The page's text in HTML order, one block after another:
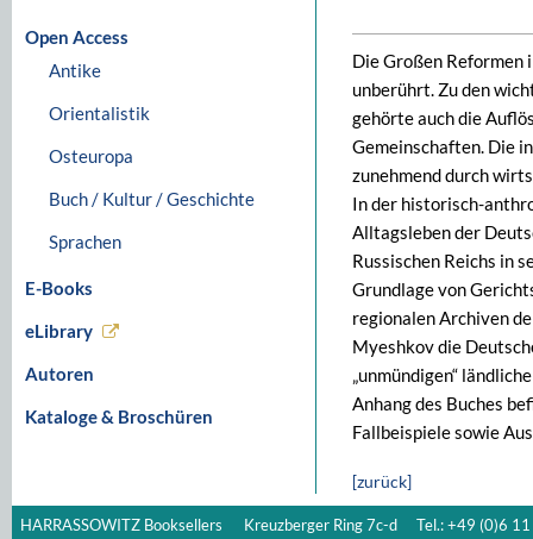
Open Access
Antike
Orientalistik
Osteuropa
Buch / Kultur / Geschichte
Sprachen
E-Books
eLibrary
Autoren
Kataloge & Broschüren
Die Großen Reformen
unberührt. Zu den
gehörte auch die
Gemeinschaften. Die
zunehmend durch
In der historisch-
Alltagsleben der
Russischen Reichs in
Grundlage von
regionalen Archiven
Myeshkov die
„unmündigen“
Anhang des Buches
Fallbeispiele­ sowie
[zurück]
HARRASSOWITZ Booksellers
Kreuzberger Ring 7c-d
Tel.: +49 (0)6